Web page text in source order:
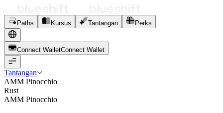
Paths Kursus Tantangan Perks
Connect WalletConnect Wal et
Tantangan
AMM Pinocchio
Rust
AMM Pinocchio